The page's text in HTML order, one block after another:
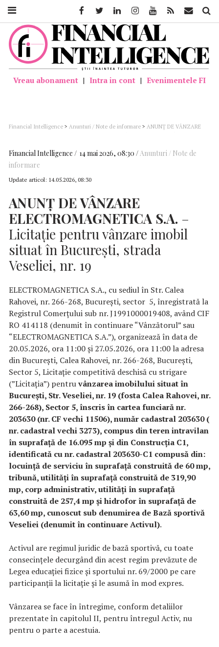
Vreau abonament | Intra in cont | Evenimentele FI
Financial Intelligence > Anunturi / Note de informare > ANUNȚ DE VÂNZARE
Financial Intelligence 14 mai 2026, 08:30
Anunturi / Note de
informare
Update articol: 14.05.2026, 08:30
ANUNȚ DE VÂNZARE
ELECTROMAGNETICA S.A. –
Licitație pentru vânzare imobil
situat în București, strada
Veseliei, nr. 19
ELECTROMAGNETICA S.A., cu sediul în Str. Calea
Rahovei, nr. 266-268, București, sector 5, înregistrată la
Registrul Comerțului sub nr. J1991000019408, având CIF
RO 414118 (denumit în continuare “Vânzătorul” sau
“ELECTROMAGNETICA S.A.”), organizează în data de
20.05.2026, ora 11:00 și 27.05.2026, ora 11:00 la adresa
din București, Calea Rahovei, nr. 266-268, București,
Sector 5, Licitație competitivă deschisă cu strigare
(”Licitația”) pentru vânzareaimobilului situat în
București, Str. Veseliei, nr. 19 (fosta Calea Rahovei, nr.
266-268), Sector 5, înscris în cartea funciară nr.
203630 (nr. CF vechi 11506), număr cadastral 203630 (
nr. cadastral vechi 3273), compus din teren intravilan
în suprafață de 16.095 mp și din Construcția C1,
identificată cu nr. cadastral 203630-C1 compusă din:
locuință de serviciu în suprafață construită de 60 mp,
tribună, utilități în suprafață construită de 319,90
mp, corp administrativ, utilități în suprafață
construită de 257,4 mp și hidrofor în suprafață de
63,60 mp, cunoscut sub denumirea de Bază sportivă
Veseliei (denumit în continuare Activul).
Activul are regimul juridic de bază sportivă, cu toate
consecințele decurgând din acest regim prevăzute de
Legea educaţiei fizice şi sportului nr. 69/2000 pe care
participanții la licitație și le asumă în mod expres.
Vânzarea se face în întregime, conform detaliilor
prezentate în capitolul II, pentru întregul Activ, nu
pentru o parte a acestuia.
FacebookTwitter LinkedinInstagramYoutube Feed Mail